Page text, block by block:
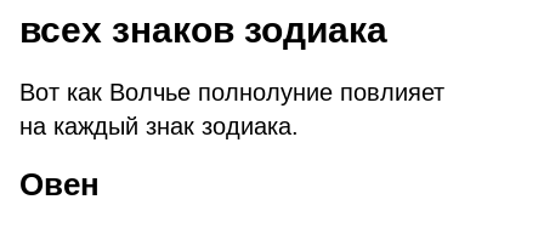
всех знаков зодиака
Вот как Волчье полнолуние повлияет
на каждый знак зодиака.
Овен